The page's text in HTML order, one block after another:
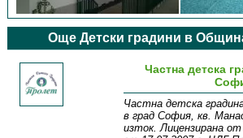
Още Детски градини в
Частна детска
Частна детска
в град София, кв.
изток. Лицензирана